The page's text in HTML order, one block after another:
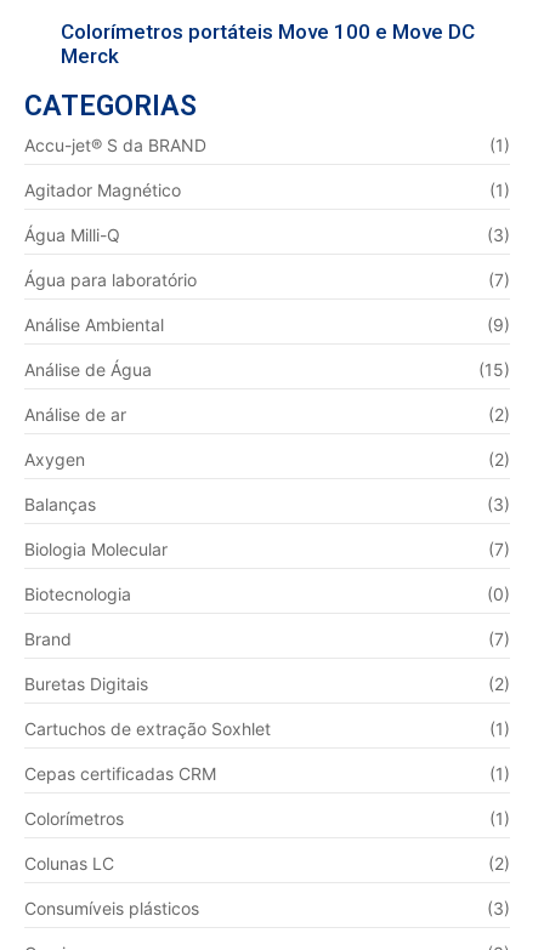
Colorímetros portáteis Move 100 e Move DC
Merck
CATEGORIAS
Accu-jet® S da BRAND (1)
Agitador Magnético (1)
Água Milli-Q (3)
Água para laboratório (7)
Análise Ambiental (9)
Análise de Água (15)
Análise de ar (2)
Axygen (2)
Balanças (3)
Biologia Molecular (7)
Biotecnologia (0)
Brand (7)
Buretas Digitais (2)
Cartuchos de extração Soxhlet (1)
Cepas certificadas CRM (1)
Colorímetros (1)
Colunas LC (2)
Consumíveis plásticos (3)